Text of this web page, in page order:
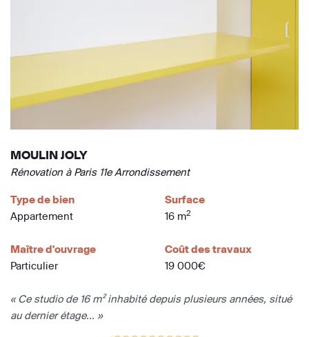
MOULIN JOLY
Rénovation à Paris 11e Arrondissement
Type de bien
Appartement
Surface
16 m2
Maître d'ouvrage
Particulier
Coût des travaux
19 000€
« Ce studio de 16 m² inhabité depuis plusieurs années, situé
au dernier étage... »